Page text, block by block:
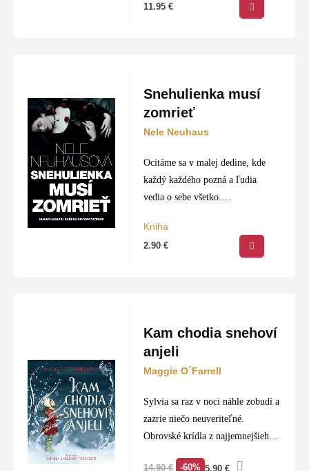
11.95€
Snehulienka musí
zomrieť
Nele Neuhaus
Ocitáme sa v malej dedine, kde
každý každého pozná a ľudia
vedia o sebe všetko.
rokmi obvinili mladého muža z
vraždy dvoch dievčat, ktoré
Kniha
2.90€
Kam chodia snehoví
anjeli
Maggie O´Farrell
Sylvia sa raz v noci náhle zobudí a
zazrie niečo neuveriteľné.
Obrovské krídla z najjemnejšieho
14.90€ -60% 5.90 €